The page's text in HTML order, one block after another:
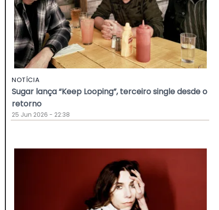
NOTÍCIA
Sugar lança “Keep Looping”, terceiro single desde o
retorno
25 Jun 2026 - 22:38